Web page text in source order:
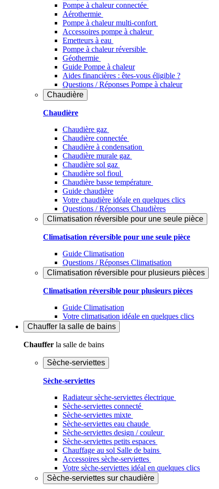
Pompe à chaleur connectée
Aérothermie
Pompe à chaleur multi-confort
Accessoires pompe à chaleur
Emetteurs à eau
Pompe à chaleur réversible
Géothermie
Guide Pompe à chaleur
Aides financières : êtes-vous éligible ?
Questions / Réponses Pompe à chaleur
Chaudière
Chaudière
Chaudière gaz
Chaudière connectée
Chaudière à condensation
Chaudière murale gaz
Chaudière sol gaz
Chaudière sol fioul
Chaudière basse température
Guide chaudière
Votre chaudière idéale en quelques clics
Questions / Réponses Chaudières
Climatisation réversible pour une seule pièce
Climatisation réversible pour une seule pièce
Guide Climatisation
Questions / Réponses Climatisation
Climatisation réversible pour plusieurs pièces
Climatisation réversible pour plusieurs pièces
Guide Climatisation
Votre climatisation idéale en quelques clics
Chauffer la salle de bains
Chauffer la salle de bains
Sèche-serviettes
Sèche-serviettes
Radiateur sèche-serviettes électrique
Sèche-serviettes connecté
Sèche-serviettes mixte
Sèche-serviettes eau chaude
Sèche-serviettes design / couleur
Sèche-serviettes petits espaces
Chauffage au sol Salle de bains
Accessoires sèche-serviettes
Votre sèche-serviettes idéal en quelques clics
Sèche-serviettes sur chaudière